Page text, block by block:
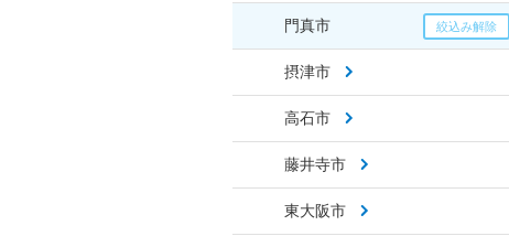
門真市
摂津市
高石市
藤井寺市
東大阪市